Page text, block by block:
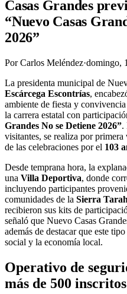
Casas Grandes
“Nuevo Casas
2026”
PorCarlos Meléndez·domingo,
La presidenta municipal de
Escárcega Escontrías,
ambiente de fiesta y
la carrera estatal con
Grandes No se Detiene 2026”.
visitantes, se realiza por
de las celebraciones por el 103
Desde temprana hora, la
una Villa Deportiva, donde
incluyendo participantes
comunidades de la Sierra
recibieron sus kits de
señaló que Nuevo Casas
además de destacar que este
social y la economía local.
Operativo de
más de 500 inscritos